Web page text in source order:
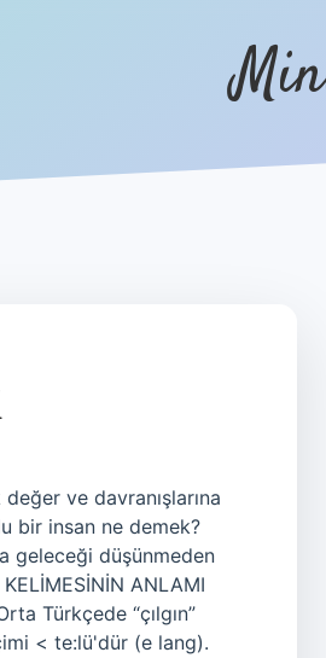
ve davranışlarına
bir insan ne demek?
geleceği düşünmeden
ANLAMI
Türkçede “çılgın”
< te:lü'dür (e lang).